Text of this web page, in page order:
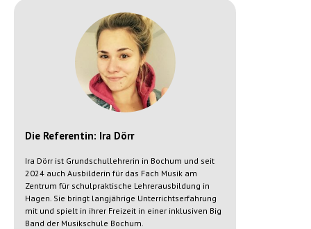
Die Referentin: Ira Dörr
Ira Dörr ist Grundschullehrerin in Bochum und seit
2024 auch Ausbilderin für das Fach Musik am
Zentrum für schulpraktische Lehrerausbildung in
Hagen. Sie bringt langjährige Unterrichtserfahrung
mit und spielt in ihrer Freizeit in einer inklusiven Big
Band der Musikschule Bochum.